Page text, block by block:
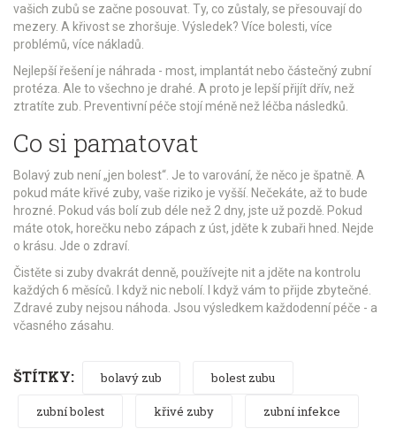
vašich zubů se začne posouvat. Ty, co zůstaly, se přesouvají do
mezery. A křivost se zhoršuje. Výsledek? Více bolesti, více
problémů, více nákladů.
Nejlepší řešení je náhrada - most, implantát nebo částečný zubní
protéza. Ale to všechno je drahé. A proto je lepší přijít dřív, než
ztratíte zub. Preventivní péče stojí méně než léčba následků.
Co si pamatovat
Bolavý zub není „jen bolest“. Je to varování, že něco je špatně. A
pokud máte křivé zuby, vaše riziko je vyšší. Nečekáte, až to bude
hrozné. Pokud vás bolí zub déle než 2 dny, jste už pozdě. Pokud
máte otok, horečku nebo zápach z úst, jděte k zubaři hned. Nejde
o krásu. Jde o zdraví.
Čistěte si zuby dvakrát denně, používejte nit a jděte na kontrolu
každých 6 měsíců. I když nic nebolí. I když vám to přijde zbytečné.
Zdravé zuby nejsou náhoda. Jsou výsledkem každodenní péče - a
včasného zásahu.
ŠTÍTKY: bolavý zub bolest zubu
zubní bolest křivé zuby zubní infekce